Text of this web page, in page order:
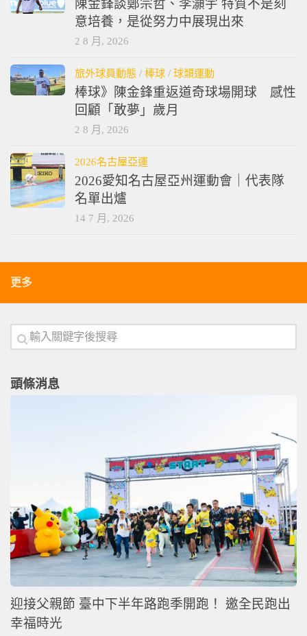
陳金鋒談鄭宗哲、李灝宇 特質不是刻
意培養，是從努力中展現出來
2 8 月, 2026
旅外球員動態 / 棒球 / 球類運動
棒球》陳金鋒重返道奇球場開球 感性
回顧「敢夢」歲月
2 8 月, 2026
2026名古屋亞運
2026愛知名古屋亞州運動會｜代表隊
名單出爐
14 7 月, 2026
更多
頭條消息
迎接父親節 臺中下半年路跑季開跑！ 邀全民跑出
幸福時光